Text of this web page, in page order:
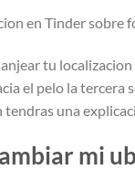
en Tinder sobre
tu
el pelo la tercera
una
mi